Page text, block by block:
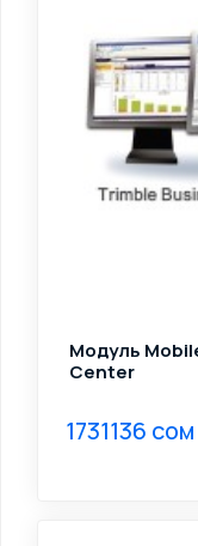
Модуль
Center
1731136 сом